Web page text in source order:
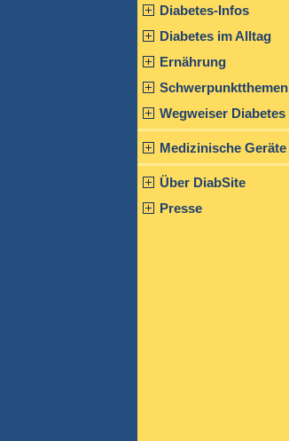
Diabetes-Infos
Diabetes im Alltag
Ernährung
Schwerpunktthemen
Wegweiser Diabetes
Medizinische Geräte
Über DiabSite
Presse